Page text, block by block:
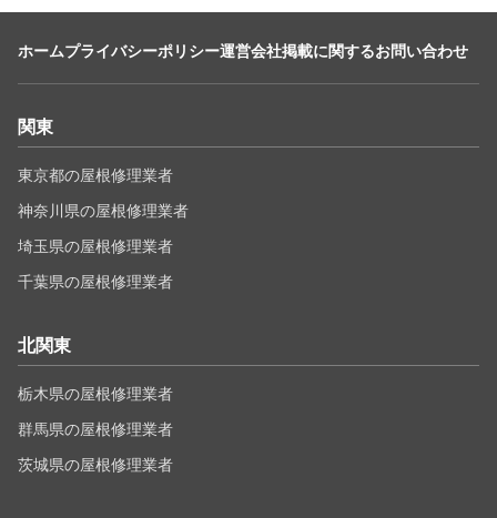
ホームプライバシーポリシー運営会社掲載に関するお問い合わせ
関東
東京都の屋根修理業者
神奈川県の屋根修理業者
埼玉県の屋根修理業者
千葉県の屋根修理業者
北関東
栃木県の屋根修理業者
群馬県の屋根修理業者
茨城県の屋根修理業者